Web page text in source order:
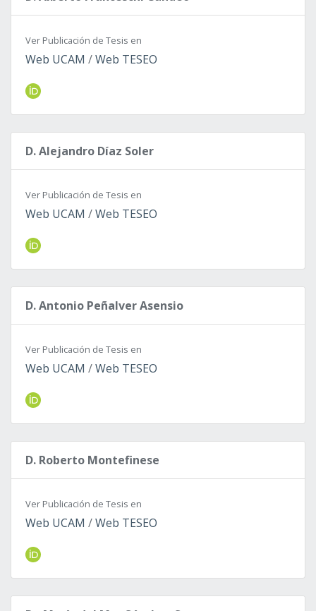
Ver Publicación de Tesis en
Web UCAM /Web TESEO
D. Alejandro Díaz Soler
Ver Publicación de Tesis en
Web UCAM /Web TESEO
D. Antonio Peñalver Asensio
Ver Publicación de Tesis en
Web UCAM /Web TESEO
D. Roberto Montefinese
Ver Publicación de Tesis en
Web UCAM /Web TESEO